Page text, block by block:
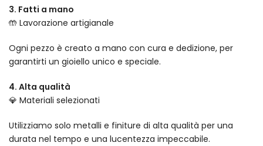
3. Fatti a mano
🤲 Lavorazione artigianale
Ogni pezzo è creato a mano con cura e dedizione, per
garantirti un gioiello unico e speciale.
4. Alta qualità
💎 Materiali selezionati
Utilizziamo solo metalli e finiture di alta qualità per una
durata nel tempo e una lucentezza impeccabile.